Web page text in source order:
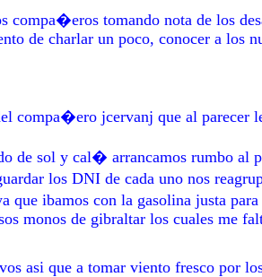
compa�eros tomando nota de los
de charlar un poco, conocer a los
compa�ero jcervanj que al parecer
de sol y cal� arrancamos rumbo
los DNI de cada uno nos
que ibamos con la gasolina justa
monos de gibraltar los cuales me
asi que a tomar viento fresco por